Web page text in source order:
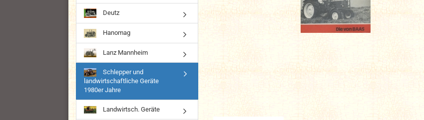
Deutz
Hanomag
Lanz Mannheim
Schlepper und
landwirtschaftliche Geräte
1980er Jahre
Landwirtsch. Geräte